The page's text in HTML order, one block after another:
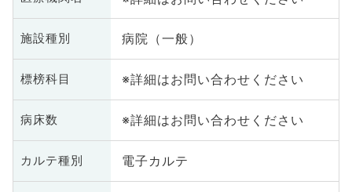
施設種別 病院（一般）
標榜科目 ※詳細はお問い合わせください
病床数 ※詳細はお問い合わせください
カルテ種別 電子カルテ